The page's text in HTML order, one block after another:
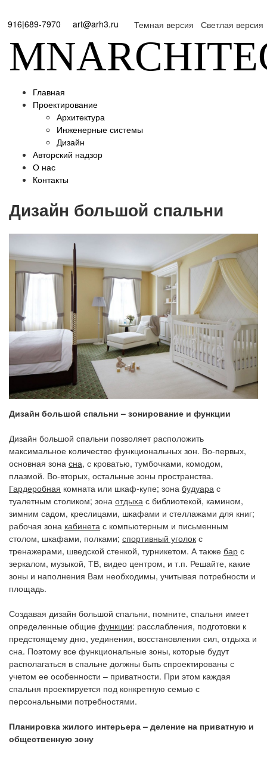
916|689-7970 art@arh3.ru Темная версия Светлая версия
Главная
Проектирование
Архитектура
Инженерные системы
Дизайн
Авторский надзор
О нас
Контакты
Дизайн большой спальни
Дизайн большой спальни – зонирование и функции
Дизайн большой спальни позволяет расположить
максимальное количество функциональных зон. Во-первых,
основная зона сна, с кроватью, тумбочками, комодом,
плазмой. Во-вторых, остальные зоны пространства.
Гардеробная комната или шкаф-купе; зона будуара с
туалетным столиком; зона отдыха с библиотекой, камином,
зимним садом, креслицами, шкафами и стеллажами для книг;
рабочая зона кабинета с компьютерным и письменным
столом, шкафами, полками; спортивный уголок с
тренажерами, шведской стенкой, турникетом. А также бар с
зеркалом, музыкой, ТВ, видео центром, и т.п. Решайте, какие
зоны и наполнения Вам необходимы, учитывая потребности и
площадь.
Создавая дизайн большой спальни, помните, спальня имеет
определенные общие функции: расслабления, подготовки к
предстоящему дню, уединения, восстановления сил, отдыха и
сна. Поэтому все функциональные зоны, которые будут
располагаться в спальне должны быть спроектированы с
учетом ее особенности – приватности. При этом каждая
спальня проектируется под конкретную семью с
персональными потребностями.
Планировка жилого интерьера – деление на приватную и
общественную зону